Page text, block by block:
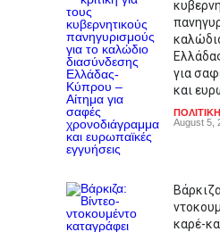
για
και
ΠΟΛΙΤΙΚΗ
August 5,
καρέ-